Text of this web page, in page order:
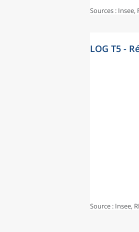
Sources :
LOG T5 -
Source : Insee,